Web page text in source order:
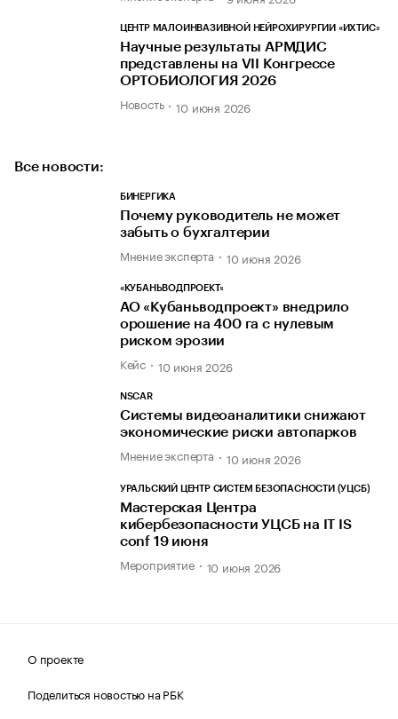
ЦЕНТР МАЛОИНВАЗИВНОЙ НЕЙРОХИРУРГИИ «ИХТИС»
Научные результаты АРМДИС
представлены на VII Конгрессе
ОРТОБИОЛОГИЯ 2026
Новость 10 июня 2026
Все новости:
БИНЕРГИКА
Почему руководитель не может
забыть о бухгалтерии
Мнение эксперта 10 июня 2026
«КУБАНЬВОДПРОЕКТ»
АО «Кубаньводпроект» внедрило
орошение на 400 га с нулевым
риском эрозии
Кейс 10 июня 2026
NSCAR
Системы видеоаналитики снижают
экономические риски автопарков
Мнение эксперта 10 июня 2026
УРАЛЬСКИЙ ЦЕНТР СИСТЕМ БЕЗОПАСНОСТИ (УЦСБ)
Мастерская Центра
кибербезопасности УЦСБ на IT IS
conf 19 июня
Мероприятие 10 июня 2026
О проекте
Поделиться новостью на РБК